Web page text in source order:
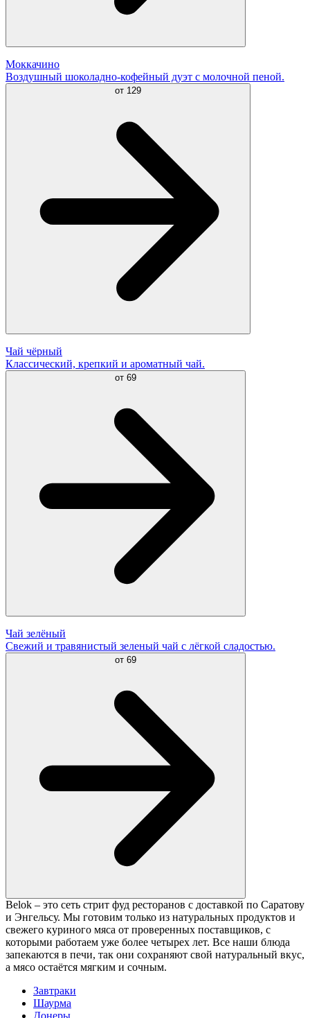
Моккачино
Воздушный шоколадно-кофейный дуэт с молочной пеной.
от 129
Чай чёрный
Классический, крепкий и ароматный чай.
от 69
Чай зелёный
Свежий и травянистый зеленый чай с лёгкой сладостью.
от 69
Belok – это сеть стрит фуд ресторанов с доставкой по Саратову
и Энгельсу. Мы готовим только из натуральных продуктов и
свежего куриного мяса от проверенных поставщиков, с
которыми работаем уже более четырех лет. Все наши блюда
запекаются в печи, так они сохраняют свой натуральный вкус,
а мясо остаётся мягким и сочным.
Завтраки
Шаурма
Донеры